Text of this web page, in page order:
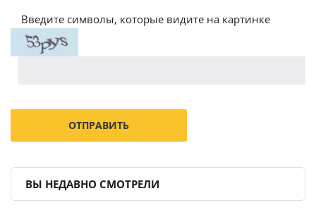
Введите символы, которые видите на картинке
ВЫ НЕДАВНО СМОТРЕЛИ